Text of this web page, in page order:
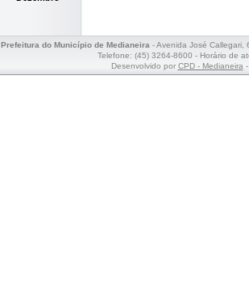
Prefeitura do Município de Medianeira- Avenida José Callegari,
Telefone: (45) 3264-8600 - Horário de
Desenvolvido por CPD - Medianeira-